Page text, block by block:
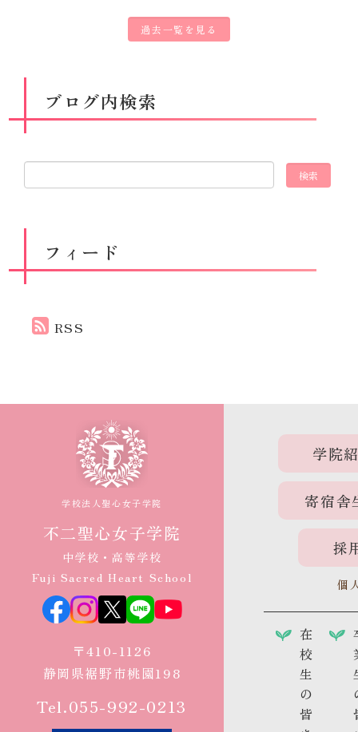
過去一覧を見る
ブログ内検索
フィード
RSS
学校法人聖心女子学院
不二聖心女子学院
中学校・高等学校
Fuji Sacred Heart School
〒410-1126
静岡県裾野市桃園198
Tel.055-992-0213
学院
寄宿舎
採
個
在
校
生
の
皆